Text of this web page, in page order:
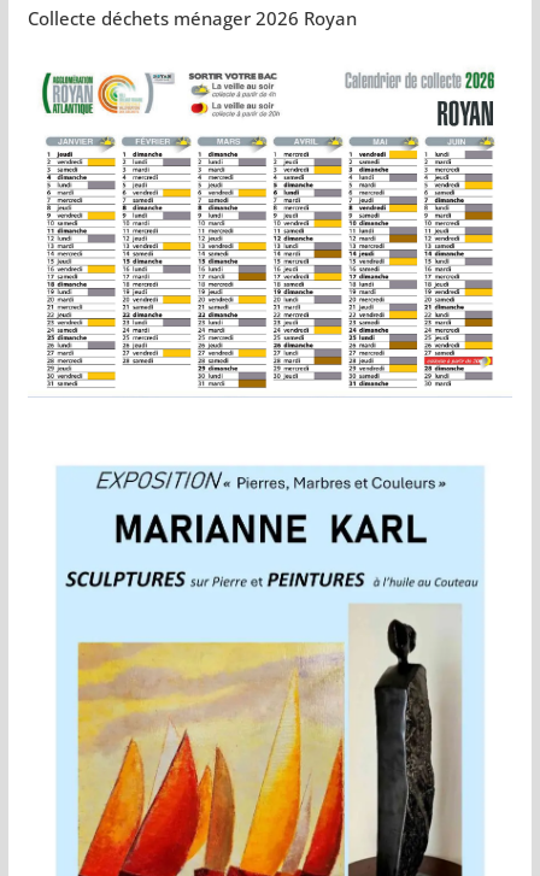
Collecte déchets ménager 2026 Royan